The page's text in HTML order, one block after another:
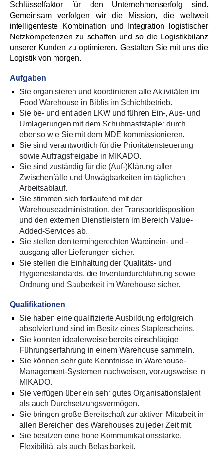
Schlüsselfaktor für den Unternehmenserfolg sind.
Gemeinsam verfolgen wir die Mission, die weltweit
intelligenteste Kombination und Integration logistischer
Netzkompetenzen zu schaffen und so die Logistikbilanz
unserer Kunden zu optimieren. Gestalten Sie mit uns die
Logistik von morgen.
Aufgaben
Sie organisieren und koordinieren alle Aktivitäten im
Food Warehouse in Biblis im Schichtbetrieb.
Sie be- und entladen LKW und führen Ein-, Aus- und
Umlagerungen mit dem Schubmaststapler durch,
ebenso wie Sie mit dem MDE kommissionieren.
Sie sind verantwortlich für die Prioritätensteuerung
sowie Auftragsfreigabe in MIKADO.
Sie sind zuständig für die (Auf-)Klärung aller
Zwischenfälle und Unwägbarkeiten im täglichen
Arbeitsablauf.
Sie stimmen sich fortlaufend mit der
Warehouseadministration, der Transportdisposition
und den externen Dienstleistern im Bereich Value-
Added-Services ab.
Sie stellen den termingerechten Wareinein- und -
ausgang aller Lieferungen sicher.
Sie stellen die Einhaltung der Qualitäts- und
Hygienestandards, die Inventurdurchführung sowie
Ordnung und Sauberkeit im Warehouse sicher.
Qualifikationen
Sie haben eine qualifizierte Ausbildung erfolgreich
absolviert und sind im Besitz eines Staplerscheins.
Sie konnten idealerweise bereits einschlägige
Führungserfahrung in einem Warehouse sammeln.
Sie können sehr gute Kenntnisse in Warehouse-
Management-Systemen nachweisen, vorzugsweise in
MIKADO.
Sie verfügen über ein sehr gutes Organisationstalent
als auch Durchsetzungsvermögen.
Sie bringen große Bereitschaft zur aktiven Mitarbeit in
allen Bereichen des Warehouses zu jeder Zeit mit.
Sie besitzen eine hohe Kommunikationsstärke,
Flexibilität als auch Belastbarkeit.